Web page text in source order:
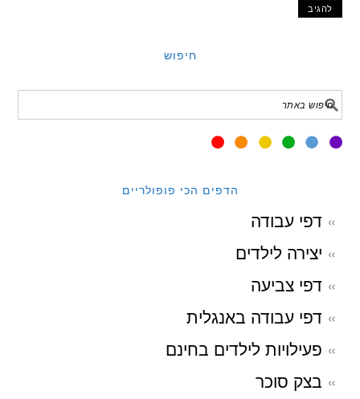
חיפוש
הדפים הכי פופולריים
דפי עבודה
יצירה לילדים
דפי צביעה
דפי עבודה באנגלית
פעילויות לילדים בחינם
בצק סוכר